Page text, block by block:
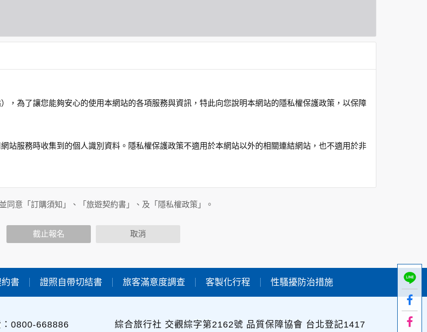
，為了讓您能夠安心的使用本網站的各項服務與資訊，特此向您說明本網站的隱私權保護政策，以保障
站服務時收集到的個人識別資料。隱私權保護政策不適用於本網站以外的相關連結網站，也不適用於非
們將視該服務功能性質，請您提供必要的個人資料，並在該特定目的範圍內處理及利用您的個人資料；
。
會保留您所提供的姓名、電子郵件地址、聯絡方式及使用時間等。
統計與分析，分析結果之統計數據或說明文字呈現，除供內部研究外，我們會視需要公佈統計數據及說
安全設備及必要的安全防護措施，加以保護網站及您的個人資料採用嚴格的保護措施，只由經過授權的
合約，如有違反保密義務者，將會受到相關的法律處分。
同意「訂購須知」、「旅遊契約書」、及「隱私權政策」。
截止報名 取消
書 證照自帶切結書 旅客滿意度調查 客製化行程 性騷擾防治措施
：0800-668886 綜合旅行社 交觀綜字第2162號 品質保障協會 台北登記1417